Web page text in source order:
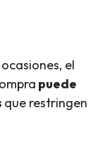
el
puede
que restringen